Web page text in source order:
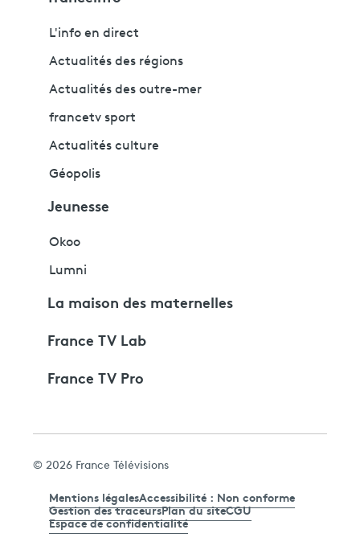
L'info en direct
Actualités des régions
Actualités des outre-mer
francetv sport
Actualités culture
Géopolis
Jeunesse
Okoo
Lumni
La maison des maternelles
France TV Lab
France TV Pro
© 2026 France Télévisions
Mentions légalesAccessibilité : Non conforme
Gestion des traceursPlan du siteCGU
Espace de confidentialité